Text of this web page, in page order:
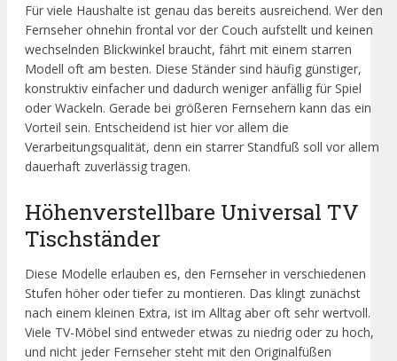
Für viele Haushalte ist genau das bereits ausreichend. Wer den
Fernseher ohnehin frontal vor der Couch aufstellt und keinen
wechselnden Blickwinkel braucht, fährt mit einem starren
Modell oft am besten. Diese Ständer sind häufig günstiger,
konstruktiv einfacher und dadurch weniger anfällig für Spiel
oder Wackeln. Gerade bei größeren Fernsehern kann das ein
Vorteil sein. Entscheidend ist hier vor allem die
Verarbeitungsqualität, denn ein starrer Standfuß soll vor allem
dauerhaft zuverlässig tragen.
Höhenverstellbare Universal TV
Tischständer
Diese Modelle erlauben es, den Fernseher in verschiedenen
Stufen höher oder tiefer zu montieren. Das klingt zunächst
nach einem kleinen Extra, ist im Alltag aber oft sehr wertvoll.
Viele TV-Möbel sind entweder etwas zu niedrig oder zu hoch,
und nicht jeder Fernseher steht mit den Originalfüßen